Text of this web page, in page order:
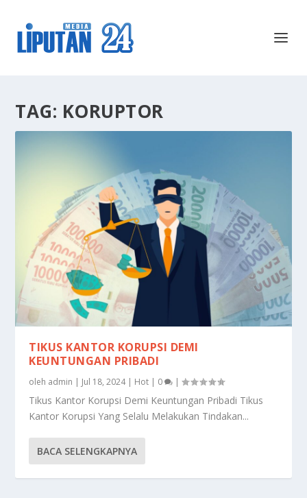
TAG: KORUPTOR
TIKUS KANTOR KORUPSI DEMI
KEUNTUNGAN PRIBADI
oleh admin | Jul 18, 2024| Hot | 0 |
Tikus Kantor Korupsi Demi Keuntungan Pribadi Tikus
Kantor Korupsi Yang Selalu Melakukan Tindakan...
BACA SELENGKAPNYA